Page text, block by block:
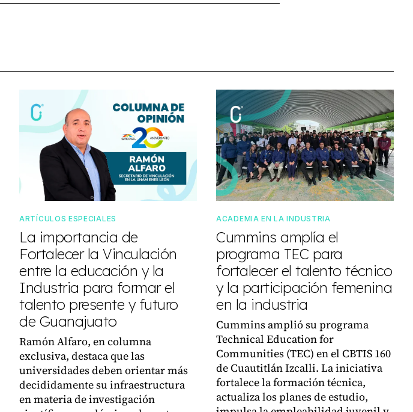
ARTÍCULOS ESPECIALES
La importancia de
Fortalecer la Vinculación
entre la educación y la
Industria para formar el
talento presente y futuro
de Guanajuato
Ramón Alfaro, en columna
exclusiva, destaca que las
universidades deben orientar más
decididamente su infraestructura
en materia de investigación
ACADEMIA EN LA INDUSTRIA
Cummins amplía el
programa TEC para
fortalecer el talento técnico
y la participación femenina
en la industria
Cummins amplió su programa
Technical Education for
Communities (TEC) en el CBTIS 160
de Cuautitlán Izcalli. La iniciativa
fortalece la formación técnica,
actualiza los planes de estudio,